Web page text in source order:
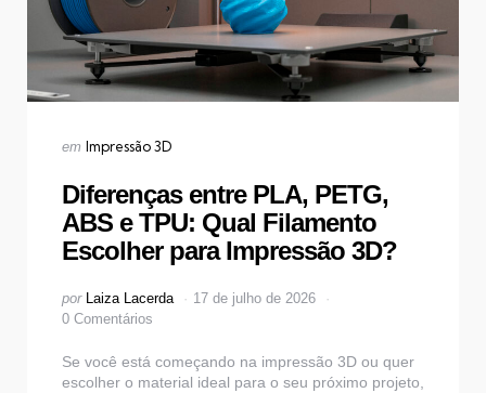
Categorias
Publicado
em Impressão 3D
Diferenças entre PLA, PETG,
ABS e TPU: Qual Filamento
Escolher para Impressão 3D?
Postado
por
por Laiza Lacerda
17 de julho de 2026
0 Comentários
Se você está começando na impressão 3D ou quer
escolher o material ideal para o seu próximo projeto,